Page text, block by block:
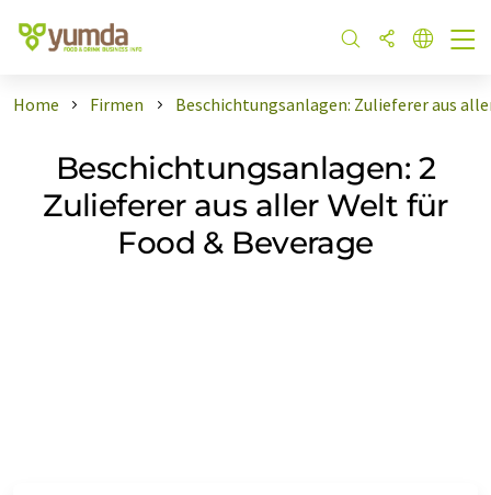
Home Firmen Beschichtungsanlagen: Zulieferer aus
Beschichtungsanlagen: 2
Zulieferer aus aller Welt für
Food & Beverage